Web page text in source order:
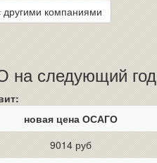
другими компаниями
на следующий год
новая цена ОСАГО
9014 руб